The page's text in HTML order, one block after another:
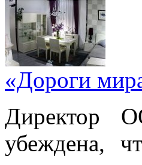
«Дороги
Директор
убеждена,